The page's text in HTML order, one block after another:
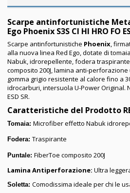
Scarpe antinfortunistiche
Ego Phoenix S3S CI HI HRO FO
Scarpe antinfortunistiche Phoenix,
alla nuova linea Red Ego, dotate di
Nabuk, idrorepellente, fodera
composito 200J, lamina anti-
gomma grigio resistente al calore fino a
idrocarburi, intersuola U-Power Original.
ESD SR.
Caratteristiche del Prodotto
Tomaia: Microfiber effetto Nabuk
Fodera: Traspirante
Puntale: FiberToe composito 200J
Lamina Antiperforazione: Ultra
Soletta: Comodissima ideale per chi le